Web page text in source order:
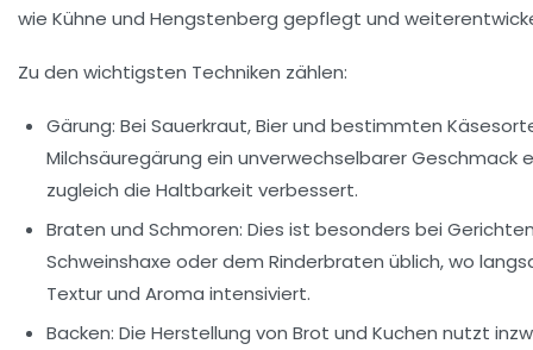
wie Kühne und Hengstenberg gepflegt und
Zu den wichtigsten Techniken zählen:
Gärung: Bei Sauerkraut, Bier und bestimmten
Milchsäuregärung ein unverwechselbarer Geschmack
zugleich die Haltbarkeit verbessert.
Braten und Schmoren: Dies ist besonders bei
Schweinshaxe oder dem Rinderbraten üblich, wo
Textur und Aroma intensiviert.
Backen: Die Herstellung von Brot und Kuchen nutzt